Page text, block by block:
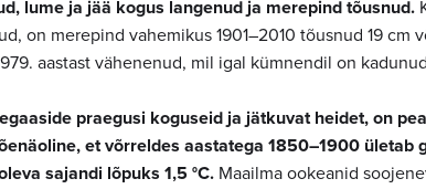
lume ja jää kogus langenud ja merepind tõusnud.
on merepind vahemikus 1901–2010 tõusnud 19 cm
aastast vähenenud, mil igal kümnendil on
praegusi koguseid ja jätkuvat heidet, on
et võrreldes aastatega 1850–1900 ületab
sajandi lõpuks 1,5 °C. Maailma ookeanid